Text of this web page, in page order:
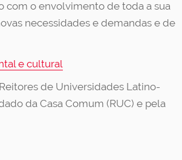
com o envolvimento de toda a sua
necessidades e demandas e de
e cultural
de Universidades Latino-
da Casa Comum (RUC) e pela